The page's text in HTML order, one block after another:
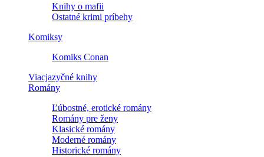
Knihy o mafii
Ostatné krimi príbehy
Komiksy
Komiks Conan
Viacjazyčné knihy
Romány
Ľúbostné, erotické romány
Romány pre ženy
Klasické romány
Moderné romány
Historické romány